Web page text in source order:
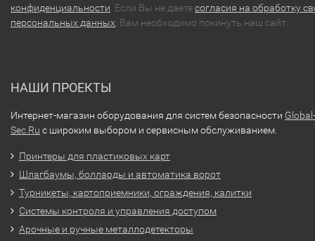
конфиденциальности . Если Вы не даетесогласия на обработку
персональных данных , Вам необходимо покинуть наш сайт.
НАШИ ПРОЕКТЫ
Интернет-магазин оборудования для систем безопасности Global-
Sec.Ru с широким выбором и сервисным обслуживанием.
Принтеры для пластиковых карт
Шлагбаумы, болларды и автоматика ворот
Турникеты, картоприемники, ограждения, калитки
Системы контроля и управления доступом
Арочные и ручные металлодетекторы